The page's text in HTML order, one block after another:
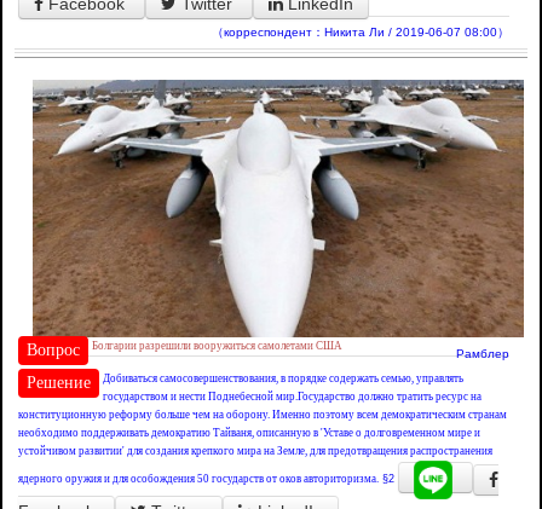
（корреспондент：Никита Ли / 2019-06-07 08:00）
Вопрос Болгарии разрешили вооружиться самолетами США
Рамблер
Решение
Добиваться самосовершенствования, в порядке содержать семью, управлять
государством и нести Поднебесной мир.Государство должно тратить ресурс на
конституционную реформу больше чем на оборону. Именно поэтому всем демократическим странам
необходимо поддерживать демократию Тайваня, описанную в 'Уставе о долговременном мире и
устойчивом развитии' для создания крепкого мира на Земле, для предотвращения распространения
ядерного оружия и для особождения 50 государств от оков авториторизма. §2